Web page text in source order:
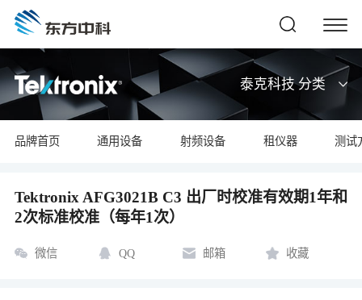
泰克科技 分类
品牌首页 通用设备 射频设备 租仪器 测试
Tektronix AFG3021B C3 出厂时校准有效期1年和
2次标准校准（每年1次）
微信 QQ 邮箱 收藏